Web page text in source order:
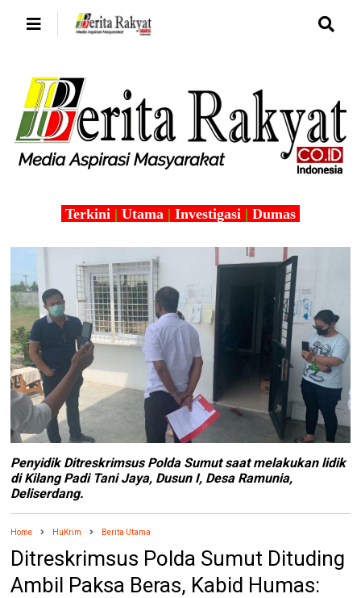
Terkini | Utama | Investigasi | Dumas
Penyidik Ditreskrimsus Polda Sumut saat melakukan lidik
di Kilang Padi Tani Jaya, Dusun I, Desa Ramunia,
Deliserdang.
Home HuKrim Berita Utama
Ditreskrimsus Polda Sumut Dituding
Ambil Paksa Beras, Kabid Humas: